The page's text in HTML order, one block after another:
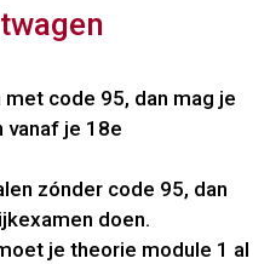
code 95, dan mag je
vanaf je 18e
zónder code 95, dan
doen.
je theorie module 1 al